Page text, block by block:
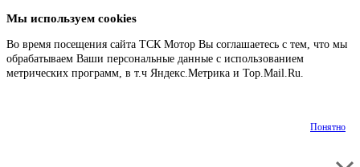
Мы используем cookies
Во время посещения сайта ТСК Мотор Вы соглашаетесь с тем, что мы
обрабатываем Ваши персональные данные с использованием
метрических программ, в т.ч Яндекс.Метрика и Top.Mail.Ru.
Понятно